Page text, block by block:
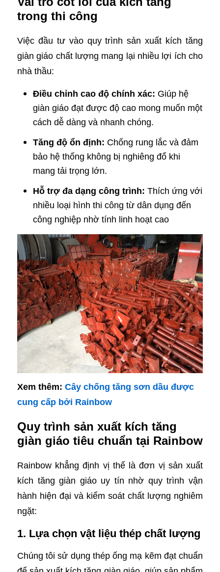
trong thi công
Việc đầu tư vào quy trình sản xuất kích tăng
giàn giáo chất lượng mang lại nhiều lợi ích cho
nhà thầu:
Điều chỉnh cao độ chính xác: Giúp hệ
giàn giáo đạt được độ cao mong muốn một
cách dễ dàng và nhanh chóng.
Tăng độ ổn định: Chống rung lắc và đảm
bảo hệ thống không bị nghiêng đổ khi
mang tải trọng lớn.
Hỗ trợ đa dạng công trình: Thích ứng với
nhiều loại hình thi công từ dân dụng đến
công nghiệp nhờ tính linh hoạt cao
Xem thêm: Cây chống tăng sơn dầu được
cung cấp bởi Rainbow
Quy trình sản xuất kích tăng
giàn giáo tiêu chuẩn tại Rainbow
Rainbow khẳng định vị thế là đơn vị sản xuất
kích tăng giàn giáo uy tín nhờ quy trình vận
hành hiện đại và kiểm soát chất lượng nghiêm
ngặt:
1. Lựa chọn vật liệu thép chất lượng
Chúng tôi sử dụng thép ống mạ kẽm đạt chuẩn